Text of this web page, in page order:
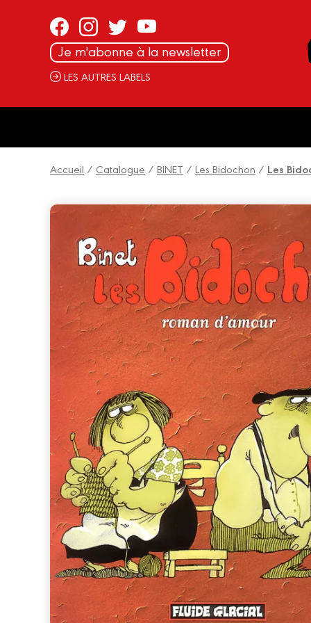
Je m'abonne à la newsletter
LES AUTRES LABELS
Accueil / Catalogue / BINET / Les Bidochon / Les